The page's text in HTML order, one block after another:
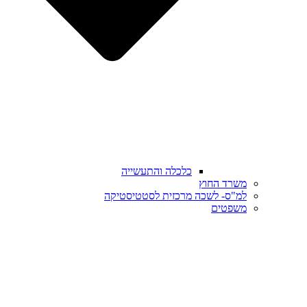
כלכלה והתעשייה
משרד החוץ
למ"ס- לשכה מרכזית לסטטיסטיקה
משפטים